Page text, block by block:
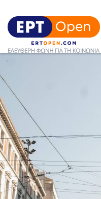
Πολιτική
Οικονομία
Αθλητικά